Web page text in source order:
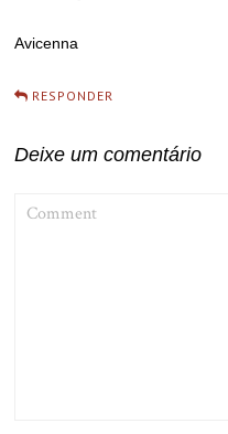
Avicenna
RESPONDER
Deixe um comentário